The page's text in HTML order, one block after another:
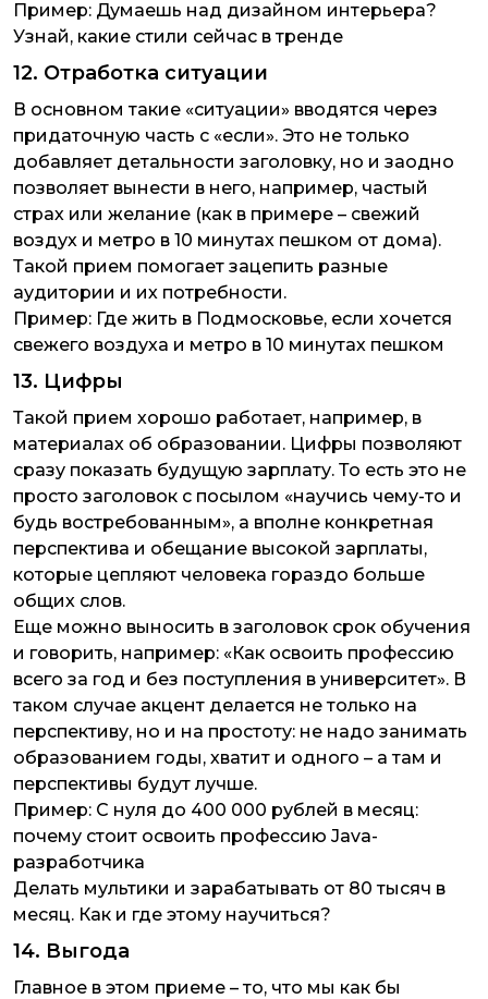
Пример: Думаешь над дизайном интерьера?
Узнай, какие стили сейчас в тренде
12. Отработка ситуации
В основном такие «ситуации» вводятся через
придаточную часть с «если». Это не только
добавляет детальности заголовку, но и заодно
позволяет вынести в него, например, частый
страх или желание (как в примере – свежий
воздух и метро в 10 минутах пешком от дома).
Такой прием помогает зацепить разные
аудитории и их потребности.
Пример: Где жить в Подмосковье, если хочется
свежего воздуха и метро в 10 минутах пешком
13. Цифры
Такой прием хорошо работает, например, в
материалах об образовании. Цифры позволяют
сразу показать будущую зарплату. То есть это не
просто заголовок с посылом «научись чему-то и
будь востребованным», а вполне конкретная
перспектива и обещание высокой зарплаты,
которые цепляют человека гораздо больше
общих слов.
Еще можно выносить в заголовок срок обучения
и говорить, например: «Как освоить профессию
всего за год и без поступления в университет». В
таком случае акцент делается не только на
перспективу, но и на простоту: не надо занимать
образованием годы, хватит и одного – а там и
перспективы будут лучше.
Пример: С нуля до 400 000 рублей в месяц:
почему стоит освоить профессию Java-
разработчика
Делать мультики и зарабатывать от 80 тысяч в
месяц. Как и где этому научиться?
14. Выгода
Главное в этом приеме – то, что мы как бы